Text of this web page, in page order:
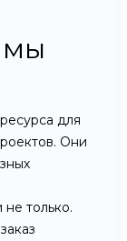
мы
для
Они
только.